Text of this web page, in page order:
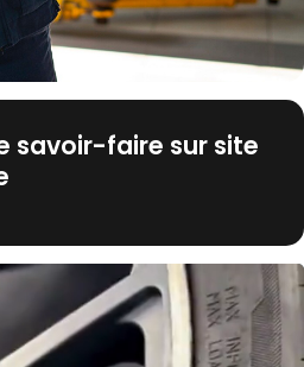
savoir-faire sur site